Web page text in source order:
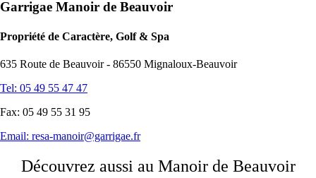
Garrigae Manoir de Beauvoir
Propriété de Caractère, Golf & Spa
635 Route de Beauvoir - 86550 Mignaloux-Beauvoir
Tel: 05 49 55 47 47
Fax: 05 49 55 31 95
Email: resa-manoir@garrigae.fr
Découvrez aussi au Manoir de Beauvoir